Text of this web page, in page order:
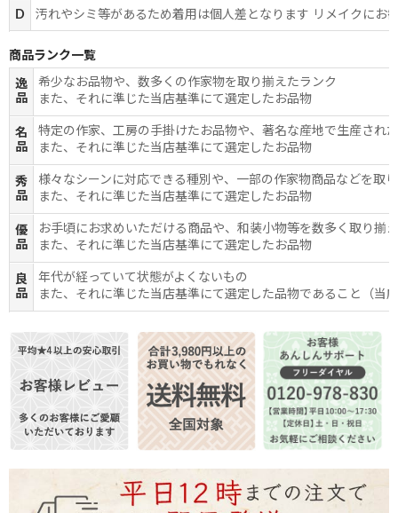
D 汚れやシミ等があるため着用は個人差となります リメイクにお
商品ランク一覧
逸
品
希少なお品物や、数多くの作家物を取り揃えたランク
また、それに準じた当店基準にて選定したお品物
名
品
特定の作家、工房の手掛けたお品物や、著名な産地で生産され
また、それに準じた当店基準にて選定したお品物
秀
品
様々なシーンに対応できる種別や、一部の作家物商品などを取
また、それに準じた当店基準にて選定したお品物
優
品
お手頃にお求めいただける商品や、和装小物等を数多く取り揃
また、それに準じた当店基準にて選定したお品物
良
品
年代が経っていて状態がよくないもの
また、それに準じた当店基準にて選定した品物であること（当